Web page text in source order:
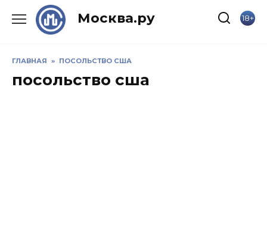
Москва.ру 18+
ГЛАВНАЯ » ПОСОЛЬСТВО США
посольство сша